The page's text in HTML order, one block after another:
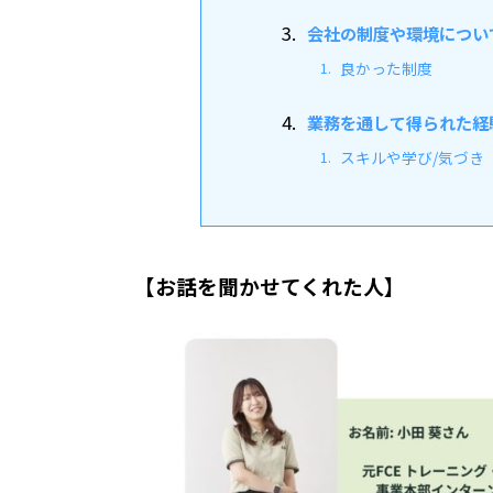
会社の制度や環境につい
良かった制度
業務を通して得られた経
スキルや学び/気づき
【お話を聞かせてくれた人】